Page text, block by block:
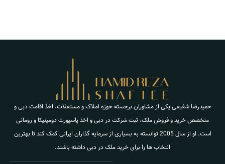
حمیدرضا شفیعی یکی از مشاوران برجسته حوزه املاک و مستغلات، اخذ اقامت دبی و
متخصص خرید و فروش ملک، ثبت شرکت در دبی و اخذ پاسپورت دومینیکا و رومانی
است. او از سال 2005 توانسته به بسیاری از سرمایه گذاران ایرانی کمک کند تا بهترین
انتخاب ها را برای خرید ملک در دبی داشته باشند.